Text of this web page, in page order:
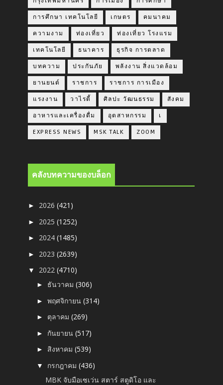
การศึกษา เทคโนโลยี เกษตร คมนาคม
ความงาม ท่องเที่ยว ท่องเที่ยว โรงแรม
เทคโนโลยี ธนาคาร ธุรกิจ การตลาด
บทความ ประกันภัย พลังงาน สิ่งแวดล้อม
ยานยนต์ ราชการ ราชการ การเมือง
แรงงาน วาไรตี้ ศิลปะ วัฒนธรรม สังคม
อาหารและเครื่องดื่ม อุตสาหกรรม เ
EXPRESS NEWS MSK TALK ZOOM
คลังบทความของบล็อก
► 2026(421)
► 2025(1252)
► 2024(1485)
► 2023(2639)
▼ 2022(4710)
► ธันวาคม(306)
►พฤศจิกายน(314)
► ตุลาคม(269)
► กันยายน(517)
► สิงหาคม(539)
▼ กรกฎาคม(436)
MBK จับมือเซเว่น สตาร์ สตูดิโอ และ